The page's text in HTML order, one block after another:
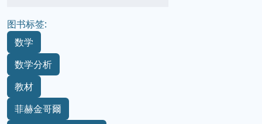
图书标签:
数学
数学分析
教材
菲赫金哥爾